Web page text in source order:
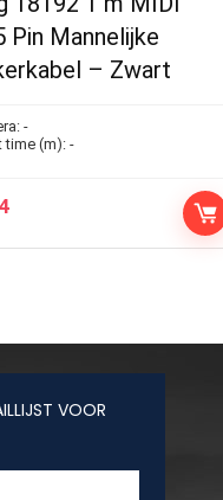
Pin Mannelijke
– Zwart
-
time (m):-
VOOR